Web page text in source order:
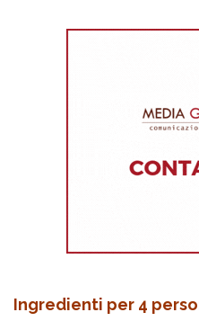
Ingredienti per 4